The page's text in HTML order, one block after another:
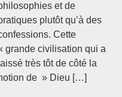
et de
plutôt qu’à des
Cette
grande civilisation qui a
laissé très tôt de côté la
de » Dieu […]